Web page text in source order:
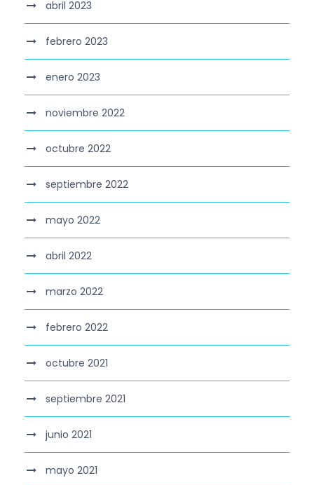
abril 2023
febrero 2023
enero 2023
noviembre 2022
octubre 2022
septiembre 2022
mayo 2022
abril 2022
marzo 2022
febrero 2022
octubre 2021
septiembre 2021
junio 2021
mayo 2021